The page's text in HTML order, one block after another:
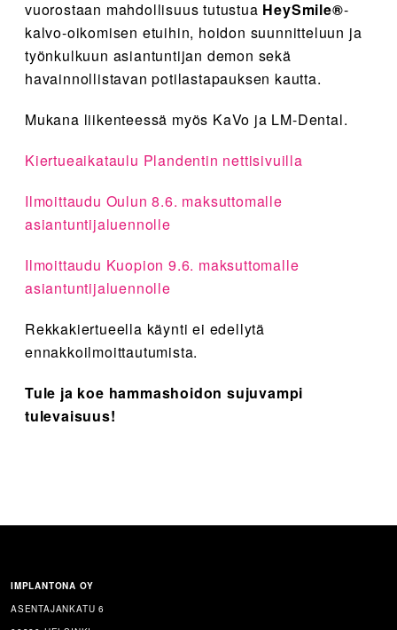
vuorostaan mahdollisuus tutustua HeySmile®-
kalvo-oikomisen etuihin, hoidon suunnitteluun ja
työnkulkuun asiantuntijan demon sekä
havainnollistavan potilastapauksen kautta.
Mukana liikenteessä myös KaVo ja LM-Dental.
Kiertueaikataulu Plandentin nettisivuilla
Ilmoittaudu Oulun 8.6. maksuttomalle
asiantuntijaluennolle
Ilmoittaudu Kuopion 9.6. maksuttomalle
asiantuntijaluennolle
Rekkakiertueella käynti ei edellytä
ennakkoilmoittautumista.
Tule ja koe hammashoidon sujuvampi
tulevaisuus!
IMPLANTONA OY
ASENTAJANKATU 6